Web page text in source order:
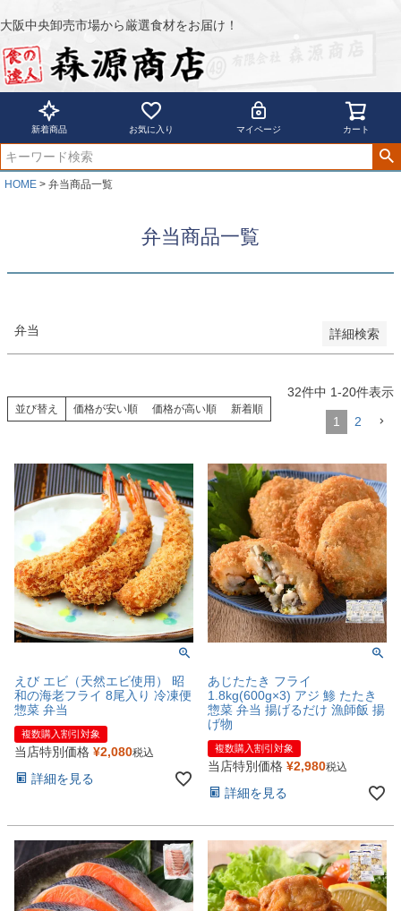
大阪中央卸売市場から厳選食材をお届け！
新着商品 お気に入り マイページ カート
HOME 弁当商品一覧
弁当商品一覧
弁当 詳細検索
商品番号/JANコード
並び順
新着順
登録順
価格が安い順
並び替え 価格が安い順 価格が高い順 新着順
32件中 1-20件表示
1 2
えび エビ（天然エビ使用） 昭
和の海老フライ 8尾入り 冷凍便
惣菜 弁当
複数購入割引対象
当店特別価格 ¥2,080税込
詳細を見る
あじたたき フライ
1.8kg(600g×3) アジ 鯵 たたき
惣菜 弁当 揚げるだけ 漁師飯 揚
げ物
複数購入割引対象
当店特別価格 ¥2,980税込
詳細を見る